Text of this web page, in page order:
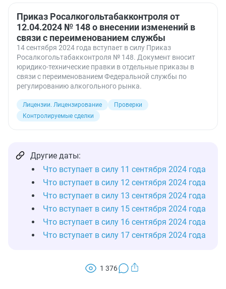
Приказ Росалкогольтабакконтроля от
12.04.2024 № 148 о внесении изменений в
связи с переименованием службы
14 сентября 2024 года вступает в силу Приказ
Росалкогольтабакконтроля № 148. Документ вносит
юридико-технические правки в отдельные приказы в
связи с переименованием Федеральной службы по
регулированию алкогольного рынка.
Лицензии. Лицензирование
Проверки
Контролируемые сделки
Другие даты:
Что вступает в силу 11 сентября 2024 года
Что вступает в силу 12 сентября 2024 года
Что вступает в силу 13 сентября 2024 года
Что вступает в силу 15 сентября 2024 года
Что вступает в силу 16 сентября 2024 года
Что вступает в силу 17 сентября 2024 года
1 376